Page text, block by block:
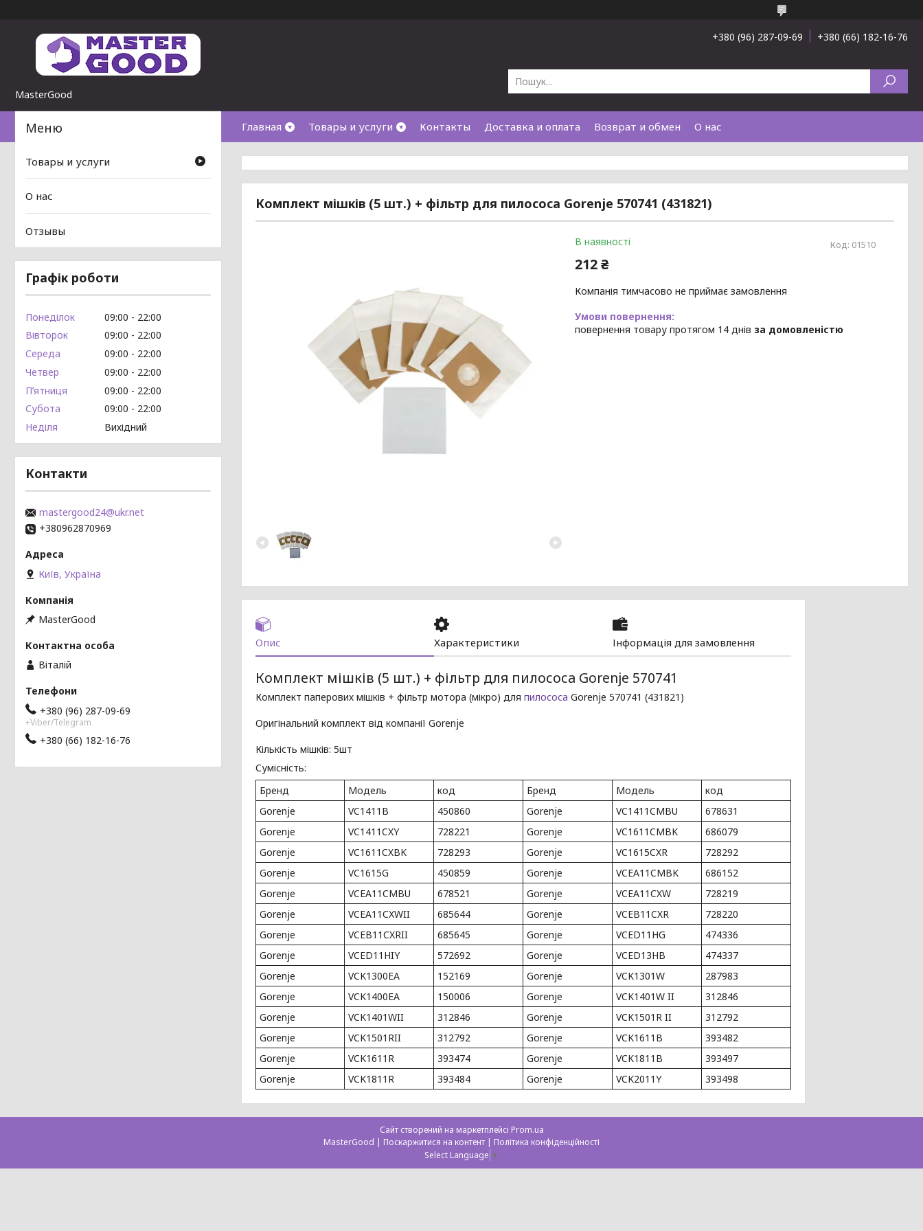
MasterGood
+380 (96) 287-09-69 +380 (66) 182-16-76
Главная Товары и услуги Контакты Доставка и оплата Возврат и обмен О нас
Комплект мішків (5 шт.) + фільтр для пилососа Gorenje 570741 (431821)
В наявності Код: 01510
212 ₴
Компанія тимчасово не приймає замовлення
повернення товару протягом 14 днів за домовленістю
Опис Характеристики Інформація для замовлення
Комплект мішків (5 шт.) + фільтр для пилососа Gorenje 570741
Комплект паперових мішків + фільтр мотора (мікро) для пилососа Gorenje 570741 (431821)
Оригінальний комплект від компанії Gorenje
Кількість мішків: 5шт
Сумісність:
Бренд
Модель код Бренд Модель
код
Gorenje
VC1411B 450860 Gorenje VC1411CMBU
678631
Gorenje
VC1411CXY 728221 Gorenje VC1611CMBK
686079
Gorenje
VC1611CXBK 728293 Gorenje VC1615CXR
728292
Gorenje
VC1615G 450859 Gorenje VCEA11CMBK
686152
Gorenje
VCEA11CMBU 678521 Gorenje VCEA11CXW
728219
Gorenje
VCEA11CXWII 685644 Gorenje VCEB11CXR
728220
Gorenje
VCEB11CXRII 685645 Gorenje VCED11HG
474336
Gorenje
VCED11HIY 572692 Gorenje VCED13HB
474337
Gorenje
VCK1300EA 152169 Gorenje VCK1301W
287983
Gorenje
VCK1400EA 150006 Gorenje VCK1401W II
312846
Gorenje
VCK1401WII 312846 Gorenje VCK1501R II
312792
Gorenje
VCK1501RII 312792 Gorenje VCK1611B
393482
Gorenje
VCK1611R 393474 Gorenje VCK1811B
393497
Gorenje
VCK1811R 393484 Gorenje VCK2011Y 393498
Товары и услуги
О нас
Отзывы
Графік роботи
Понеділок 09:00
22:00
Вівторок
09:00
22:00
Середа
09:00
22:00
Четвер
09:00
22:00
Пʼятниця
09:00
22:00
Субота
09:00
22:00
Неділя
Вихідний
Контакти
mastergood24@ukr.net
+380962870969
Київ, Україна
MasterGood
Віталій
+380 (96) 287-09-69
+Viber/Telegram
+380 (66) 182-16-76
Сайт створений на маркетплейсі Prom.ua
MasterGood | Поскаржитися на контент | Політика конфіденційності
Select Language ▼